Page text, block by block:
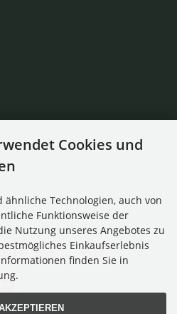
Cookies und
ähnliche Technologien, auch von
Funktionsweise der
Nutzung unseres Angebotes zu
Einkaufserlebnis
finden Sie in